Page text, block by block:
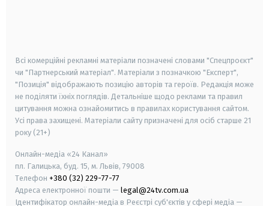
Всі комерційні рекламні матеріали позначені словами "Спецпроєкт"
чи "Партнерський матеріал". Матеріали з позначкою "Експерт",
"Позиція" відображають позицію авторів та героїв. Редакція може
не поділяти їхніх поглядів. Детальніше щодо реклами та правил
цитування можна ознайомитись в правилах користування сайтом.
Усі права захищені. Матеріали сайту призначені для осіб старше 21
року (21+)
Онлайн-медіа «24 Канал»
пл. Галицька, буд. 15, м. Львів, 79008
Телефон +380 (32) 229-77-77
Адреса електронної пошти — legal@24tv.com.ua
Ідентифікатор онлайн-медіа в Реєстрі суб'єктів у сфері медіа —